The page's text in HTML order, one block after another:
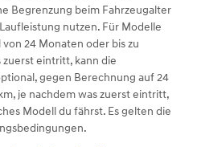
Begrenzung beim Fahrzeugalter
nutzen. Für Modelle
24 Monaten oder bis zu
eintritt, kann die
gegen Berechnung auf 24
je nachdem was zuerst eintritt,
Modell du fährst. Es gelten die